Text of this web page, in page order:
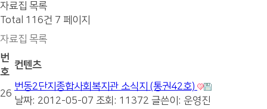
자료집 목록
Total 116건 7 페이지
자료집 목록
번
호
컨텐츠
26
번동2단지종합사회복지관 소식지 (통권42호)
날짜: 2012-05-07 조회: 11372 글쓴이: 운영진